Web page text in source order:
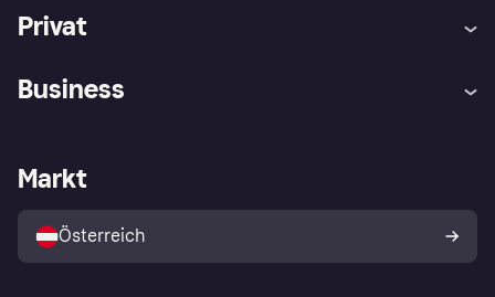
Privat
Shops entdecken
Business
Händlerportal
Markt
Österreich